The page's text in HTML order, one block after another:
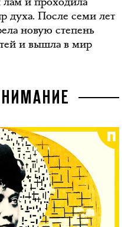
духа. После семи лет
новую степень
и вышла в мир